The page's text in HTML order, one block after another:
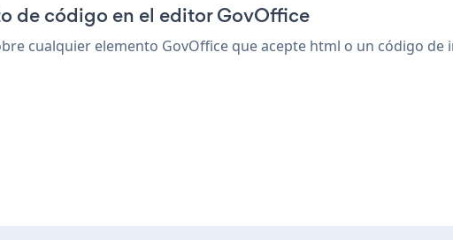
de código en el editor GovOffice
cualquier elemento GovOffice que acepte html o un código de